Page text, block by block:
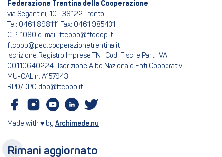
Federazione Trentina della Cooperazione
via Segantini, 10 - 38122 Trento
Tel: 0461.898111 Fax: 0461.985431
C.P. 1080 e-mail: ftcoop@ftcoop.it
ftcoop@pec.cooperazionetrentina.it
Iscrizione Registro Imprese TN | Cod. Fisc. e Part. IVA
00110640224 | Iscrizione Albo Nazionale Enti Cooperativi
MU-CAL n. A157943
RPD/DPO dpo@ftcoop.it
Made with ♥ by Archimede.nu
Rimani aggiornato